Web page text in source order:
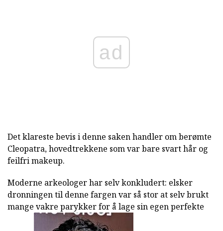
ad
Det klareste bevis i denne saken handler om berømte
Cleopatra, hovedtrekkene som var bare svart hår og
feilfri makeup.
Moderne arkeologer har selv konkludert: elsker
dronningen til denne fargen var så stor at selv brukt
mange vakre parykker for å lage sin egen perfekte